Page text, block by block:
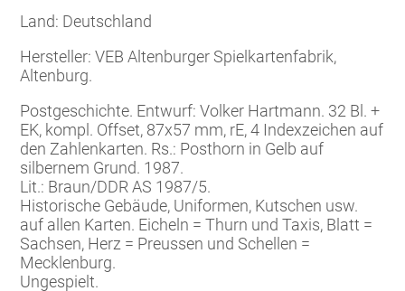
Land: Deutschland
Hersteller: VEB Altenburger Spielkartenfabrik,
Altenburg.
Postgeschichte. Entwurf: Volker Hartmann. 32 Bl. +
EK, kompl. Offset, 87x57 mm, rE, 4 Indexzeichen auf
den Zahlenkarten. Rs.: Posthorn in Gelb auf
silbernem Grund. 1987.
Lit.: Braun/DDR AS 1987/5.
Historische Gebäude, Uniformen, Kutschen usw.
auf allen Karten. Eicheln = Thurn und Taxis, Blatt =
Sachsen, Herz = Preussen und Schellen =
Mecklenburg.
Ungespielt.